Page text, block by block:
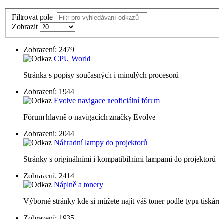
Filtrovat pole
Zobrazit
Zobrazení: 2479
CPU World
Stránka s popisy současných i minulých procesorů
Zobrazení: 1944
Evolve navigace neoficiální fórum
Fórum hlavně o navigacích značky Evolve
Zobrazení: 2044
Náhradní lampy do projektorů
Stránky s originálními i kompatibilními lampami do projektorů
Zobrazení: 2414
Náplně a tonery
Výborné stránky kde si můžete najít váš toner podle typu